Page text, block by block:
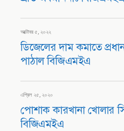
অক্টোবর ৫, ২০২২
ডিজেলের দাম কমাতে
পাঠাল বিজিএমইএ
এপ্রিল ২৫, ২০২০
পোশাক কারখানা খোলার
বিজিএমইএ